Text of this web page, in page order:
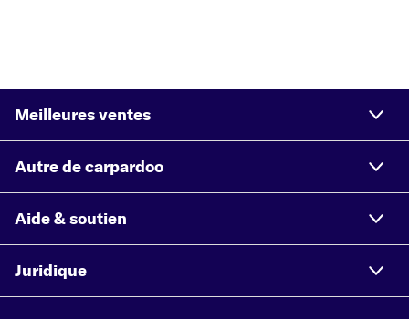
Meilleures ventes
Autre de carpardoo
Aide & soutien
Juridique